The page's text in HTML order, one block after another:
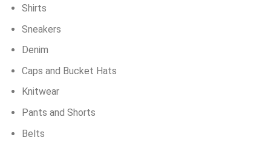
Shirts
Sneakers
Denim
Caps and Bucket Hats
Knitwear
Pants and Shorts
Belts